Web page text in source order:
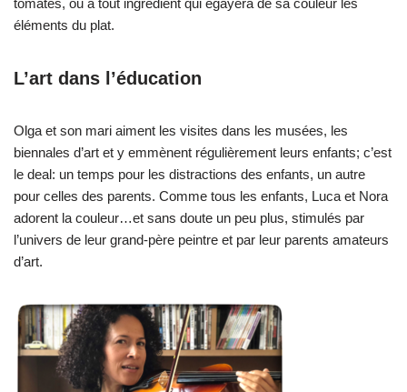
tomates, ou à tout ingrédient qui égayera de sa couleur les
éléments du plat.
L’art dans l’éducation
Olga et son mari aiment les visites dans les musées, les
biennales d’art et y emmènent régulièrement leurs enfants; c’est
le deal: un temps pour les distractions des enfants, un autre
pour celles des parents. Comme tous les enfants, Luca et Nora
adorent la couleur…et sans doute un peu plus, stimulés par
l’univers de leur grand-père peintre et par leur parents amateurs
d’art.